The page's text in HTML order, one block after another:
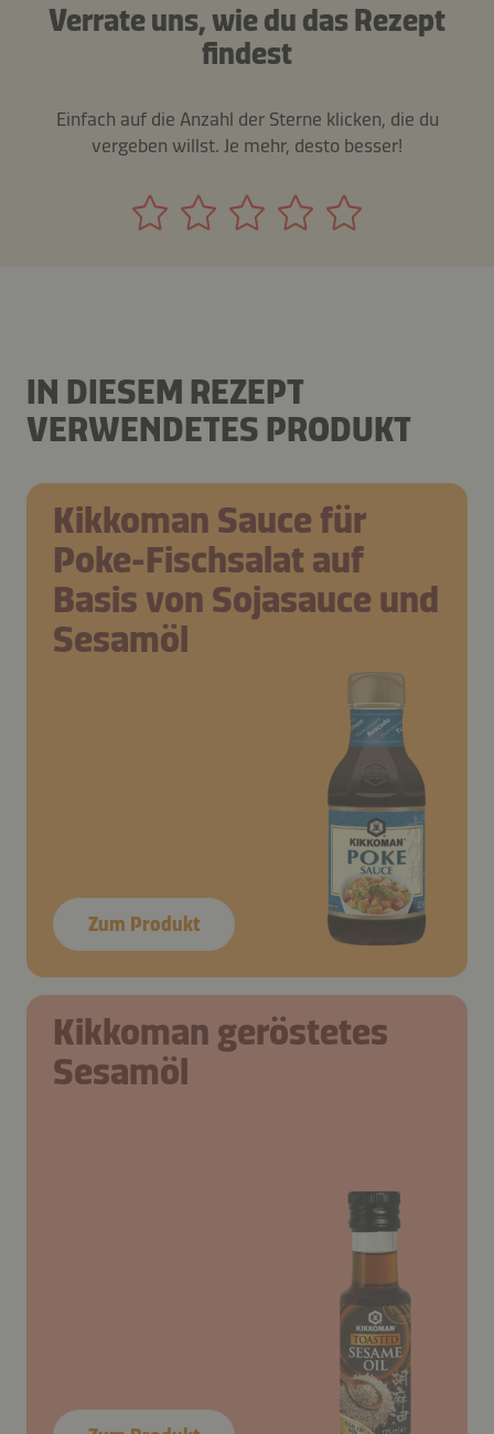
Verrate uns, wie du das Rezept
findest
Einfach auf die Anzahl der Sterne klicken, die du
vergeben willst. Je mehr, desto besser!
IN DIESEM REZEPT
VERWENDETES PRODUKT
Kikkoman Sauce für
Poke-Fischsalat auf
Basis von Sojasauce und
Sesamöl
Zum Produkt
Kikkoman geröstetes
Sesamöl